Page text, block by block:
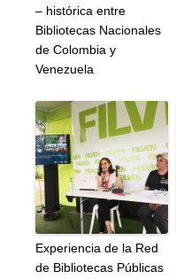
– histórica entre
Bibliotecas Nacionales
de Colombia y
Venezuela
Experiencia de la Red
de Bibliotecas Públicas